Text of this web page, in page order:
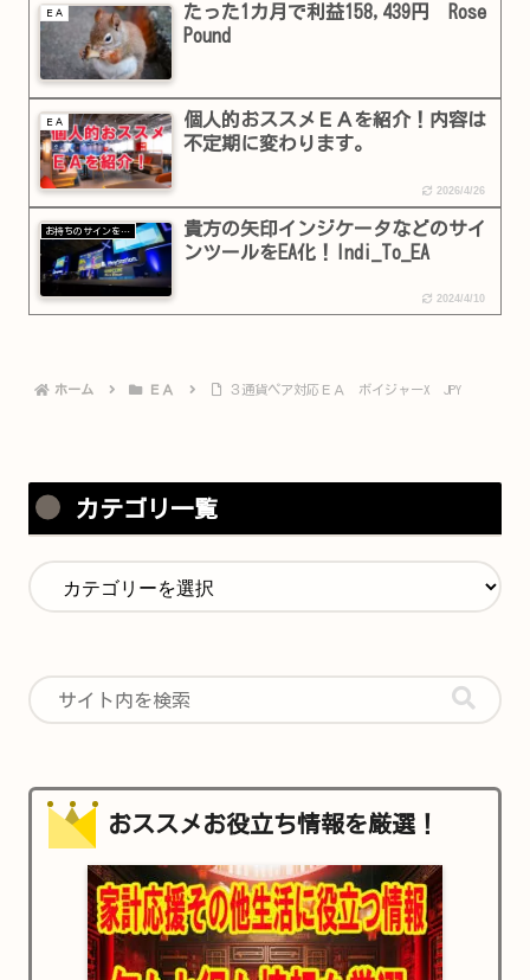
ＥＡ
たった1カ月で利益158,439円 Rose
Pound
ＥＡ
個人的おススメＥＡを紹介！内容は
不定期に変わります。
2026/4/26
お持ちのサインをＥＡ化します！
貴方の矢印インジケータなどのサイ
ンツールをEA化！Indi_To_EA
2024/4/10
ホーム ＥＡ ３通貨ペア対応ＥＡ ボイジャーX JPY
カテゴリ一覧
おススメお役立ち情報を厳選！